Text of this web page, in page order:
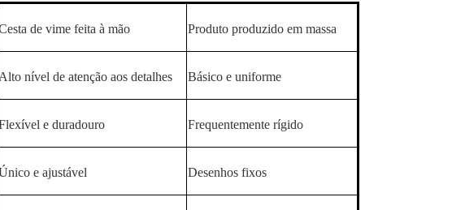
de vime feita à mão Produto produzido em massa
nível de atenção aos detalhes Básico e uniforme
e duradouro Frequentemente rígido
e ajustável Desenhos fixos